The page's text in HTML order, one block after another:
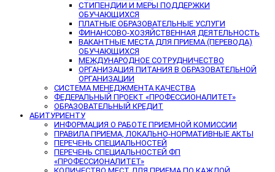
СТИПЕНДИИ И МЕРЫ ПОДДЕРЖКИ
ОБУЧАЮЩИХСЯ
ПЛАТНЫЕ ОБРАЗОВАТЕЛЬНЫЕ УСЛУГИ
ФИНАНСОВО-ХОЗЯЙСТВЕННАЯ ДЕЯТЕЛЬНОСТЬ
ВАКАНТНЫЕ МЕСТА ДЛЯ ПРИЕМА (ПЕРЕВОДА)
ОБУЧАЮЩИХСЯ
МЕЖДУНАРОДНОЕ СОТРУДНИЧЕСТВО
ОРГАНИЗАЦИЯ ПИТАНИЯ В ОБРАЗОВАТЕЛЬНОЙ
ОРГАНИЗАЦИИ
СИСТЕМА МЕНЕДЖМЕНТА КАЧЕСТВА
ФЕДЕРАЛЬНЫЙ ПРОЕКТ «ПРОФЕССИОНАЛИТЕТ»
ОБРАЗОВАТЕЛЬНЫЙ КРЕДИТ
АБИТУРИЕНТУ
ИНФОРМАЦИЯ О РАБОТЕ ПРИЕМНОЙ КОМИССИИ
ПРАВИЛА ПРИЕМА, ЛОКАЛЬНО-НОРМАТИВНЫЕ АКТЫ
ПЕРЕЧЕНЬ СПЕЦИАЛЬНОСТЕЙ
ПЕРЕЧЕНЬ СПЕЦИАЛЬНОСТЕЙ ФП
«ПРОФЕССИОНАЛИТЕТ»